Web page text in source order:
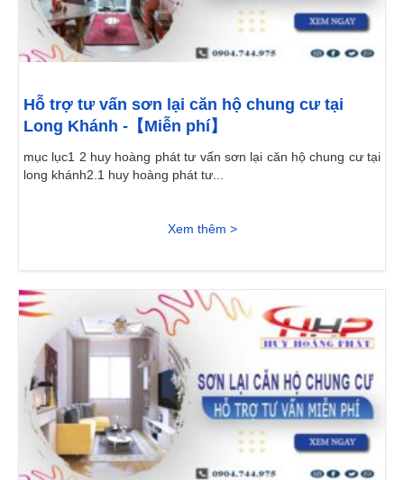
Hỗ trợ tư vấn sơn lại căn hộ chung cư tại
Long Khánh -【Miễn phí】
mục lục1 2 huy hoàng phát tư vấn sơn lại căn hộ chung cư tại
long khánh2.1 huy hoàng phát tư...
Xem thêm >